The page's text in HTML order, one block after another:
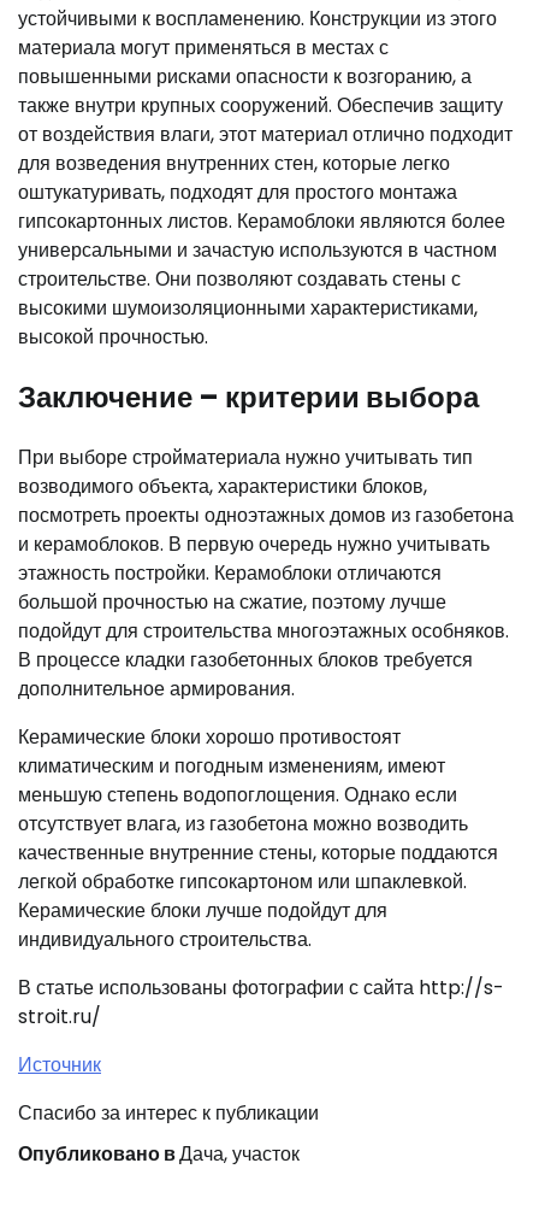
устойчивыми к воспламенению. Конструкции из этого
материала могут применяться в местах с
повышенными рисками опасности к возгоранию, а
также внутри крупных сооружений. Обеспечив защиту
от воздействия влаги, этот материал отлично подходит
для возведения внутренних стен, которые легко
оштукатуривать, подходят для простого монтажа
гипсокартонных листов. Керамоблоки являются более
универсальными и зачастую используются в частном
строительстве. Они позволяют создавать стены с
высокими шумоизоляционными характеристиками,
высокой прочностью.
Заключение – критерии выбора
При выборе стройматериала нужно учитывать тип
возводимого объекта, характеристики блоков,
посмотреть проекты одноэтажных домов из газобетона
и керамоблоков. В первую очередь нужно учитывать
этажность постройки. Керамоблоки отличаются
большой прочностью на сжатие, поэтому лучше
подойдут для строительства многоэтажных особняков.
В процессе кладки газобетонных блоков требуется
дополнительное армирования.
Керамические блоки хорошо противостоят
климатическим и погодным изменениям, имеют
меньшую степень водопоглощения. Однако если
отсутствует влага, из газобетона можно возводить
качественные внутренние стены, которые поддаются
легкой обработке гипсокартоном или шпаклевкой.
Керамические блоки лучше подойдут для
индивидуального строительства.
В статье использованы фотографии с сайта http://s-
stroit.ru/
Источник
Спасибо за интерес к публикации
Опубликовано вДача, участок